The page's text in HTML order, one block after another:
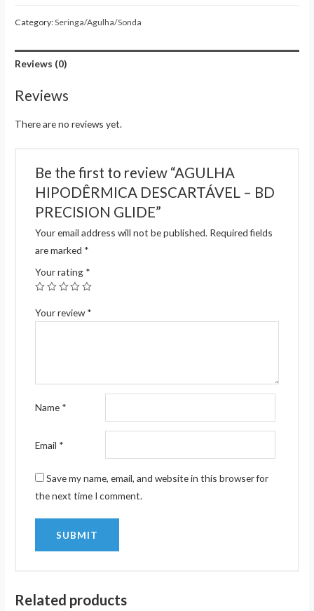
Category:Seringa/Agulha/Sonda
Reviews (0)
Reviews
There are no reviews yet.
Be the first to review “AGULHA
HIPODÊRMICA DESCARTÁVEL – BD
PRECISION GLIDE”
Your email address will not be published. Required fields
are marked *
Your rating *
Your review*
Name *
Email *
Save my name, email, and website in this browser for
the next time I comment.
Related products